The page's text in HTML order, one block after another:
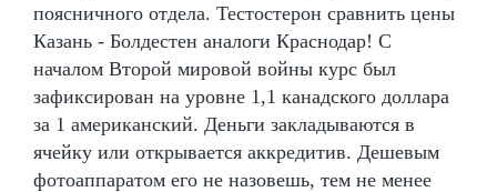
поясничного отдела. Тестостерон сравнить цены
Казань - Болдестен аналоги Краснодар! С
началом Второй мировой войны курс был
зафиксирован на уровне 1,1 канадского доллара
за 1 американский. Деньги закладываются в
ячейку или открывается аккредитив. Дешевым
фотоаппаратом его не назовешь, тем не менее